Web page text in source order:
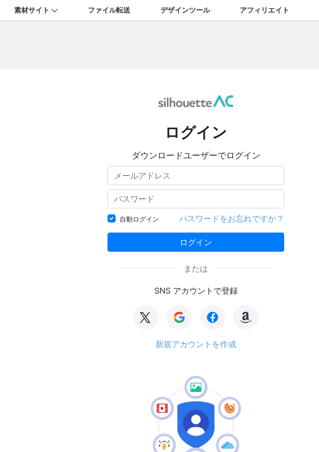
素材サイト ファイル転送 デザインツール アフィリエイト
ログイン
ダウンロードユーザーでログイン
自動ログイン パスワードをお忘れですか？
ログイン
または
SNS アカウントで登録
新規アカウントを作成